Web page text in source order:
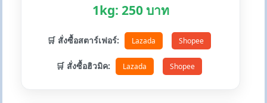
1kg: 250 บาท
🛒 สั่งซื้อสตาร์เฟอร์: Lazada Shopee
🛒 สั่งซื้อฮิวมิค: Lazada Shopee